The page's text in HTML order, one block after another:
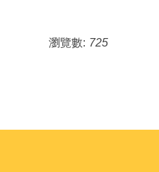
瀏覽數: 725